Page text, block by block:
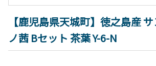
【鹿児島県天城町】徳之島産
ノ茜 Bセット 茶葉 Y-6-N